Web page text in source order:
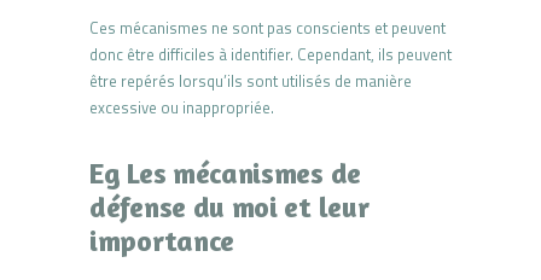
Ces mécanismes ne sont pas conscients et peuvent
donc être difficiles à identifier. Cependant, ils peuvent
être repérés lorsqu’ils sont utilisés de manière
excessive ou inappropriée.
Eg Les mécanismes de
défense du moi et leur
importance